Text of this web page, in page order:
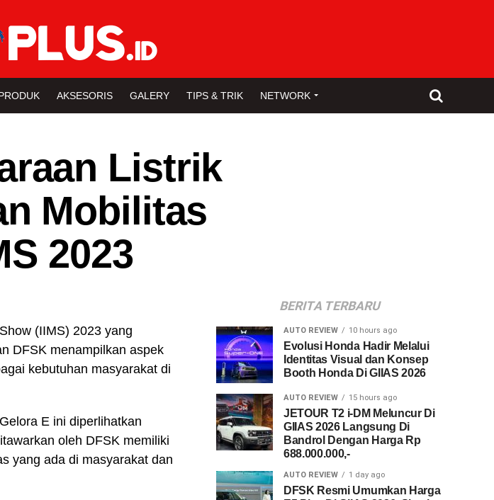
AKSESORIS GALERY TIPS & TRIK NETWORK
Listrik
Mobilitas
2023
(IIMS) 2023 yang
DFSK menampilkan aspek
kebutuhan masyarakat di
E ini diperlihatkan
oleh DFSK memiliki
yang ada di masyarakat dan
BERITA TERBARU
AUTO REVIEW 10 hours ago
Evolusi Honda Hadir Melalui
Identitas Visual dan Konsep
Booth Honda Di GIIAS 2026
AUTO REVIEW 15 hours ago
JETOUR T2 i-DM Meluncur Di
GIIAS 2026 Langsung Di
Bandrol Dengan Harga Rp
688.000.000,-
AUTO REVIEW 1 day ago
DFSK Resmi Umumkan Harga